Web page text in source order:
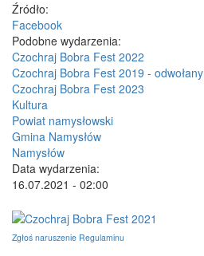
Źródło:
Facebook
Podobne wydarzenia:
Czochraj Bobra Fest 2022
Czochraj Bobra Fest 2019 - odwołany
Czochraj Bobra Fest 2023
Kultura
Powiat namysłowski
Gmina Namysłów
Namysłów
Data wydarzenia:
16.07.2021 - 02:00
Zgłoś naruszenie Regulaminu